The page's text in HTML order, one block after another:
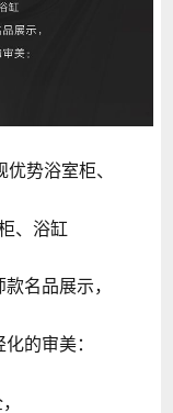
势浴室柜、
、浴缸
名品展示，
的审美：